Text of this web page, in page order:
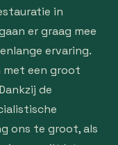
in
er graag mee
ervaring.
met een groot
de
ons te groot, als